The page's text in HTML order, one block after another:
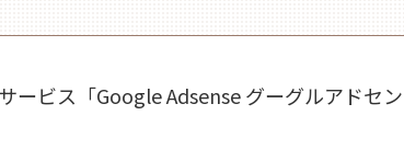
ビス「Google Adsense グーグルアドセン